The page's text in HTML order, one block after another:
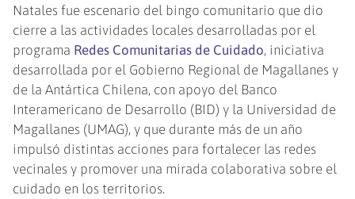
Natales fue escenario del bingo comunitario que dio
cierre a las actividades locales desarrolladas por el
programa Redes Comunitarias de Cuidado, iniciativa
desarrollada por el Gobierno Regional de Magallanes y
de la Antártica Chilena, con apoyo del Banco
Interamericano de Desarrollo (BID) y la Universidad de
Magallanes (UMAG), y que durante más de un año
impulsó distintas acciones para fortalecer las redes
vecinales y promover una mirada colaborativa sobre el
cuidado en los territorios.